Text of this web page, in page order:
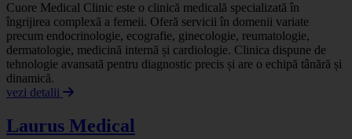
Cuore Medical Clinic este o clinică medicală specializată în
îngrijirea complexă a femeii. Oferă servicii în domenii variate
precum endocrinologie, ecografie, ginecologie, reumatologie,
dermatologie, medicină internă și cardiologie. Clinica dispune de
tehnologie avansată pentru diagnostic precis și are o echipă tânără și
dinamică.
vezi detalii
Laurus Medical